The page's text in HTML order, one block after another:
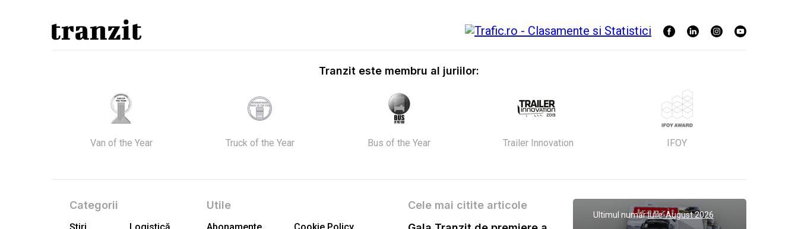
Tranzit este membru al juriilor:
Van of the Year Truck of the Year Bus of the Year Trailer Innovation IFOY
Categorii Utile
Cele mai citite articole
Ultimul număr:Iulie-August 2026